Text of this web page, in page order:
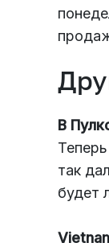
В
так
будет